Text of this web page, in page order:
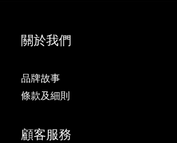
關於我們
品牌故事
條款及細則
顧客服務